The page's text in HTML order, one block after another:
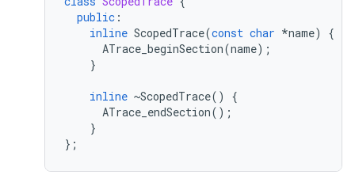
public :
inline ScopedTrace(const char *name)
{
ATrace_beginSection(name);
}
inline ~ScopedTrace()
{
ATrace_endSection();
}
};